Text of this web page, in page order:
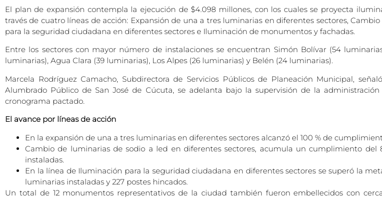
El plan de expansión contempla la ejecución de $4.098 millones, con los cuales se proyecta
través de cuatro líneas de acción: Expansión de una a tres luminarias en diferentes sectores,
para la seguridad ciudadana en diferentes sectores e Iluminación de monumentos y fachadas.
Entre los sectores con mayor número de instalaciones se encuentran Simón Bolívar (54
luminarias), Agua Clara (39 luminarias), Los Alpes (26 luminarias) y Belén (24 luminarias).
Marcela Rodríguez Camacho, Subdirectora de Servicios Públicos de Planeación Municipal,
Alumbrado Público de San José de Cúcuta, se adelanta bajo la supervisión de la
cronograma pactado.
El avance por líneas de acción
En la expansión de una a tres luminarias en diferentes sectores alcanzó el 100 % de
Cambio de luminarias de sodio a led en diferentes sectores, acumula un cumplimiento del
instaladas.
En la línea de Iluminación para la seguridad ciudadana en diferentes sectores se superó la
luminarias instaladas y 227 postes hincados.
Un total de 12 monumentos representativos de la ciudad también fueron embellecidos con